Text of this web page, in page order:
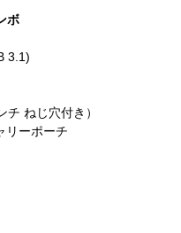
ボ
3.1)
チ ねじ穴付き）
リーポーチ